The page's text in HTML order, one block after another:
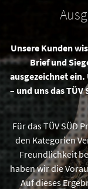
Unsere Kunden
Brief und
ausgezeichnet ein.
– und uns das
Für das TÜV SÜD
den Kategorien
Freundlichkeit
haben wir die
Auf dieses